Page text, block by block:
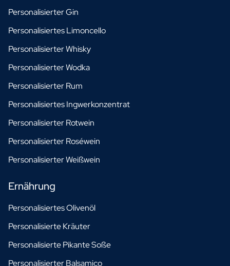
Personalisierter Gin
Personalisiertes Limoncello
Personalisierter Whisky
Personalisierter Wodka
Personalisierter Rum
Personalisiertes Ingwerkonzentrat
Personalisierter Rotwein
Personalisierter Roséwein
Personalisierter Weißwein
Ernährung
Personalisiertes Olivenöl
Personalisierte Kräuter
Personalisierte Pikante Soße
Personalisierter Balsamico